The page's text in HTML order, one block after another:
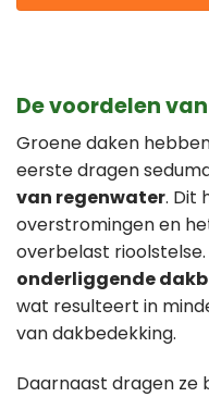
De voordelen
Groene daken
eerste dragen
van regenwater. Dit
overstromingen en
overbelast
onderliggende
wat resulteert in
van dakbedekking.
Daarnaast dragen ze